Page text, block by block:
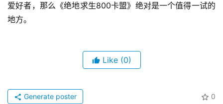
爱好者，那么《绝地求生800卡盟》绝对是一个值得一试的
地方。
Like (0)
0
Generate poster